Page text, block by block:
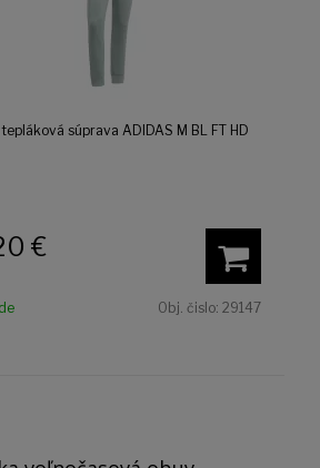
súprava ADIDAS M BL FT HD
€
Obj. čislo: 29147